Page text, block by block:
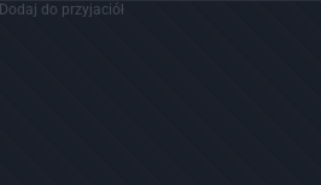
Dodaj do przyjaciół